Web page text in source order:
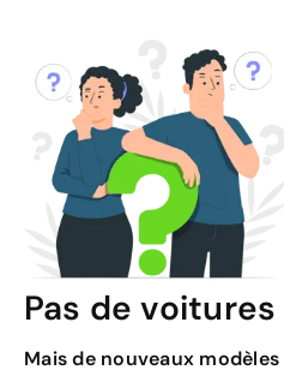
Pas de
Mais de nouveaux